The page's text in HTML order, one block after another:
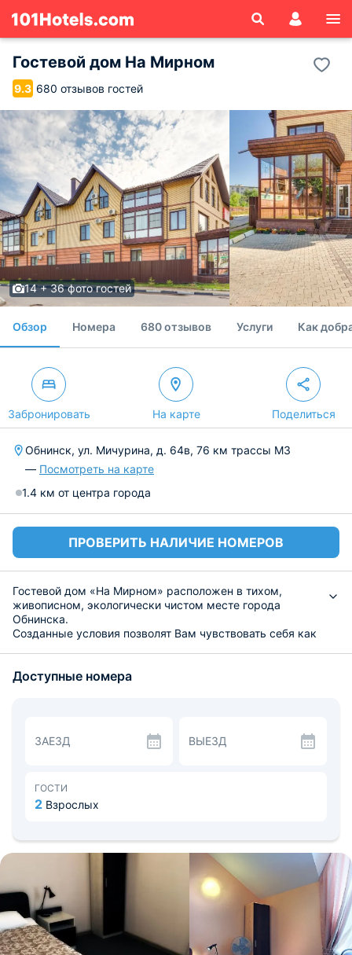
Гостевой дом На Мирном
9.3 680 отзывов гостей
14 + 36 фото гостей
Обзор Номера 680 отзывов Услуги Как
Забронировать На карте Поделиться
Обнинск, ул. Мичурина, д. 64в, 76 км трассы М3
— Посмотреть на карте
1.4 км от центра города
ПРОВЕРИТЬ НАЛИЧИЕ НОМЕРОВ
Гостевой дом «На Мирном» расположен в тихом,
живописном, экологически чистом месте города
Обнинска.
Созданные условия позволят Вам чувствовать себя как
оборудованием, а так же средствами коммуникации.
гостиничного бизнеса и способна удовлетворить
запросы даже самых требовательных постояльцев.
Можно быстро добраться до самых интересных мест
города - концертного зала, музея и центра скопления
Доступные номера
ЗАЕЗД ВЫЕЗД
ГОСТИ
2 Взрослых